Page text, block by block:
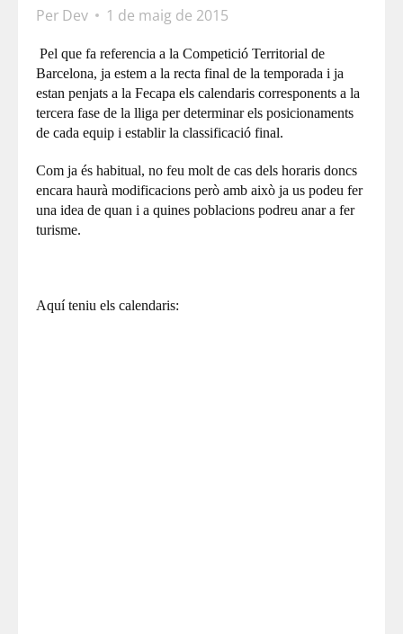
Per Dev 1 de maig de 2015
Pel que fa referencia a la Competició Territorial de
Barcelona, ja estem a la recta final de la temporada i ja
estan penjats a la Fecapa els calendaris corresponents a la
tercera fase de la lliga per determinar els posicionaments
de cada equip i establir la classificació final.
Com ja és habitual, no feu molt de cas dels horaris doncs
encara haurà modificacions però amb això ja us podeu fer
una idea de quan i a quines poblacions podreu anar a fer
turisme.
Aquí teniu els calendaris: